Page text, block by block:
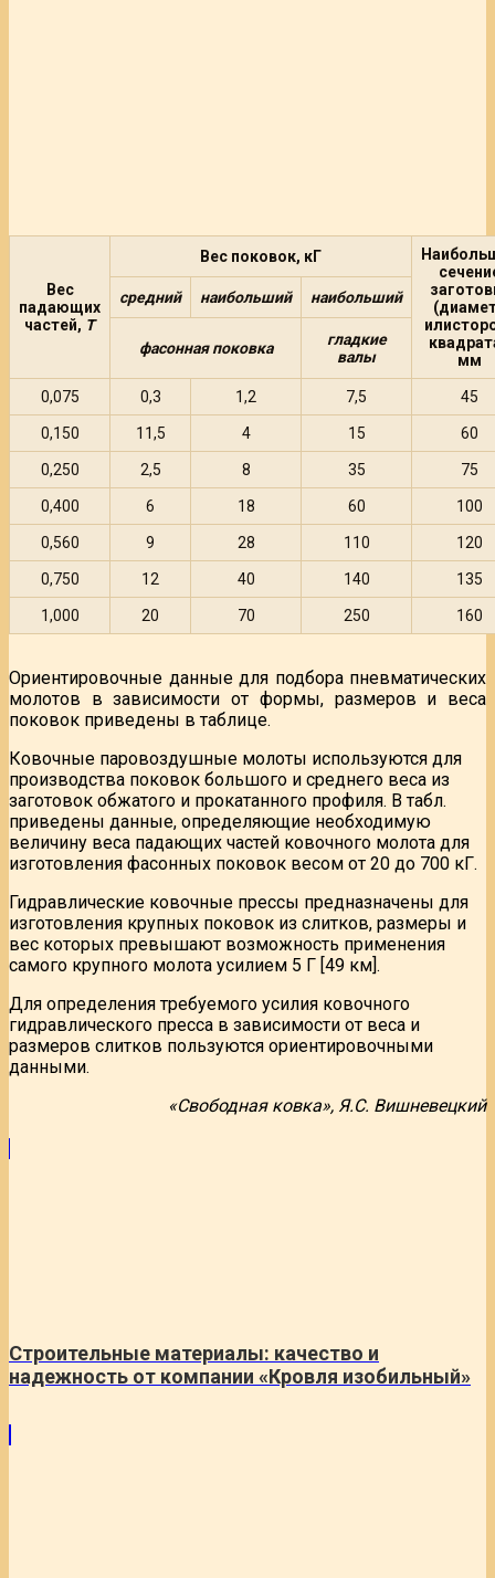
Вес
падающих
частей, Т
Вес поковок, кГ
мм
средний наибольший наибольший
фасонная поковка
гладкие
валы
0,075 0,3 1,2 7,5 45
0,150 11,5 4 15 60
0,250 2,5 8 35 75
0,400 6 18 60 100
0,560 9 28 110 120
0,750 12 40 140 135
1,000 20 70 250 160
Ориентировочные данные для подбора пневматических
молотов в зависимости от формы, размеров и веса
поковок приведены в таблице.
Ковочные паровоздушные молоты используются для
производства поковок большого и среднего веса из
заготовок обжатого и прокатанного профиля. В табл.
приведены данные, определяющие необходимую
величину веса падающих частей ковочного молота для
изготовления фасонных поковок весом от 20 до 700 кГ.
Гидравлические ковочные прессы предназначены для
изготовления крупных поковок из слитков, размеры и
вес которых превышают возможность применения
самого крупного молота усилием 5 Г [49 км].
Для определения требуемого усилия ковочного
гидравлического пресса в зависимости от веса и
размеров слитков пользуются ориентировочными
данными.
«Свободная ковка», Я.С. Вишневецкий
Строительные материалы: качество и
надежность от компании «Кровля изобильный»